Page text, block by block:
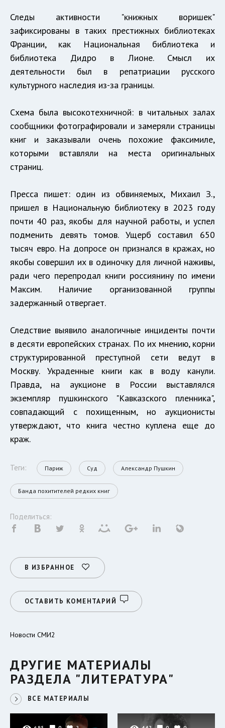
Следы активности "книжных воришек"
зафиксированы в таких престижных библиотеках
Франции, как Национальная библиотека и
библиотека Дидро в Лионе. Смысл их
деятельности был в репатриации русского
культурного наследия из-за границы.
Схема была высокотехничной: в читальных залах
сообщники фотографировали и замеряли страницы
книг и заказывали очень похожие факсимиле,
которыми вставляли на места оригинальных
страниц.
Пресса пишет: один из обвиняемых, Михаил З.,
пришел в Национальную библиотеку в 2023 году
почти 40 раз, якобы для научной работы, и успел
подменить девять томов. Ущерб составил 650
тысяч евро. На допросе он признался в кражах, но
якобы совершил их в одиночку для личной наживы,
ради чего перепродал книги россиянину по имени
Максим. Наличие организованной группы
задержанный отвергает.
Следствие выявило аналогичные инциденты почти
в десяти европейских странах. По их мнению, корни
структурированной преступной сети ведут в
Москву. Украденные книги как в воду канули.
Правда, на аукционе в России выставлялся
экземпляр пушкинского "Кавказского пленника",
совпадающий с похищенным, но аукционисты
утверждают, что книга честно куплена еще до
краж.
Теги: Париж Суд Александр Пушкин
Банда похитителей редких книг
Поделиться:
В ИЗБРАННОЕ
ОСТАВИТЬ КОМЕНТАРИЙ
Новости СМИ2
ДРУГИЕ МАТЕРИАЛЫ
РАЗДЕЛА "ЛИТЕРАТУРА"
ВСЕ МАТЕРИАЛЫ